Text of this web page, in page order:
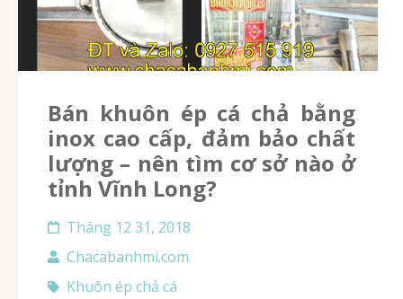
Bán khuôn ép cá chả bằng
inox cao cấp, đảm bảo chất
lượng – nên tìm cơ sở nào ở
tỉnh Vĩnh Long?
Tháng 12 31, 2018
Chacabanhmi.com
Khuôn ép chả cá